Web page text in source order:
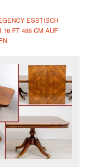
ESSTISCH
16 FT 488 CM AUF